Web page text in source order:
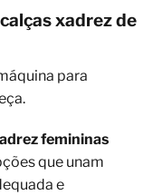
xadrez de
para
femininas
que unam
e